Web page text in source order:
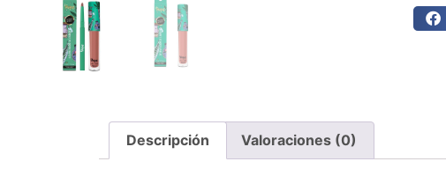
Descripción Valoraciones (0)